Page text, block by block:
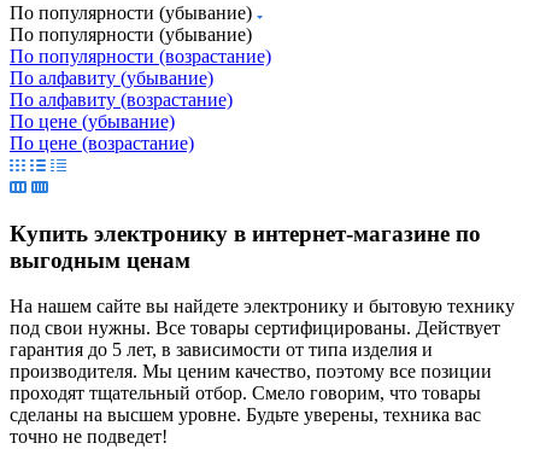
По популярности (убывание)
По популярности (убывание)
По популярности (возрастание)
По алфавиту (убывание)
По алфавиту (возрастание)
По цене (убывание)
По цене (возрастание)
Купить электронику в интернет-магазине по
выгодным ценам
На нашем сайте вы найдете электронику и бытовую технику
под свои нужны. Все товары сертифицированы. Действует
гарантия до 5 лет, в зависимости от типа изделия и
производителя. Мы ценим качество, поэтому все позиции
проходят тщательный отбор. Смело говорим, что товары
сделаны на высшем уровне. Будьте уверены, техника вас
точно не подведет!